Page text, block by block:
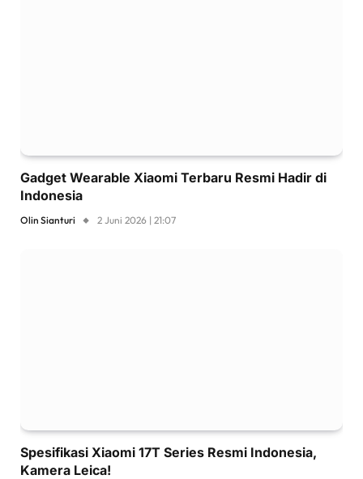
Gadget Wearable Xiaomi Terbaru Resmi Hadir di
Indonesia
Olin Sianturi 2 Juni 2026 | 21:07
Spesifikasi Xiaomi 17T Series Resmi Indonesia,
Kamera Leica!